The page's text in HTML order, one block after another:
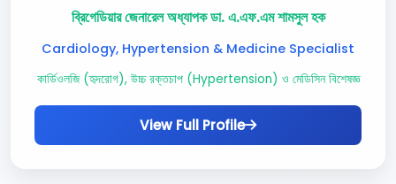
ব্রিগেডিয়ার জেনারেল অধ্যাপক ডা. এ.এফ.এম শামসুল হক
Cardiology, Hypertension & Medicine Specialist
কার্ডিওলজি (হৃদরোগ), উচ্চ রক্তচাপ (Hypertension) ও মেডিসিন বিশেষজ্ঞ
View Full Profile